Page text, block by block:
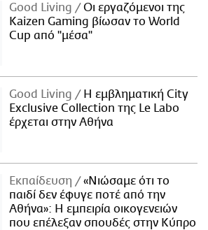
Good Living
Οι εργαζόμενοι της
Kaizen Gaming βίωσαν το World
Cup από "μέσα"
Good Living
Η εμβληματική City
Exclusive Collection της Le Labo
έρχεται στην Αθήνα
Εκπαίδευση
«Νιώσαμε ότι το
παιδί δεν έφυγε ποτέ από την
Αθήνα»: Η εμπειρία οικογενειών
που επέλεξαν σπουδές στην Κύπρο